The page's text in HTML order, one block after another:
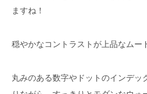
ますね！
穏やかなコントラストが上品なムー
丸みのある数字やドットのインデッ